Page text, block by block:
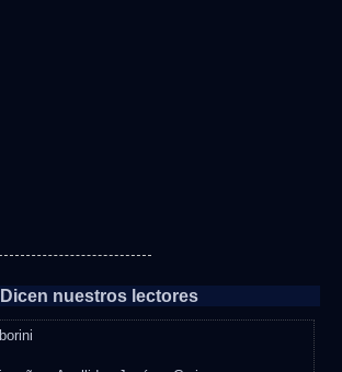
Dicen nuestros lectores